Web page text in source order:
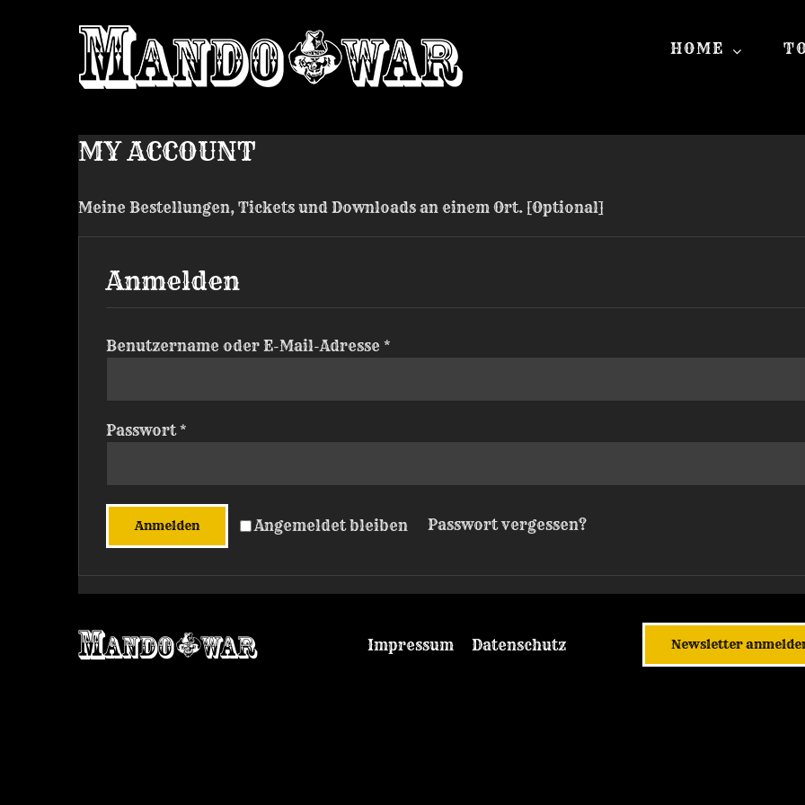
HOME
MY ACCOUNT
Meine Bestellungen, Tickets und Downloads an einem Ort. [Optional]
Anmelden
Benutzername oder E-Mail-Adresse *
Passwort*
Angemeldet bleiben
Anmelden Passwort vergessen?
Impressum Datenschutz Newsletter